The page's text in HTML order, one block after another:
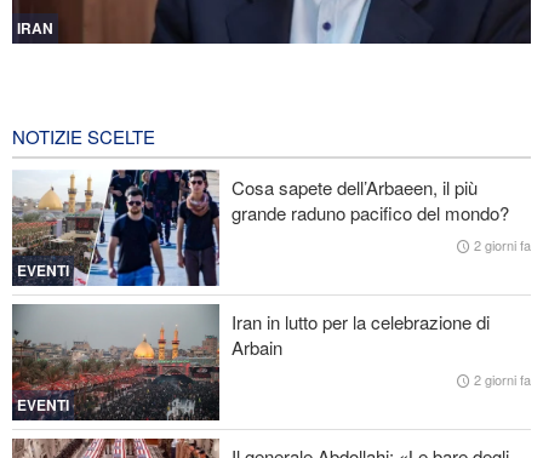
IRAN
Fidan: Israele non ha alcuna intenzione di raggiungere la pace
Nuovo rapporto di CBS: Gli Stati Uniti hanno quasi esaurito i
missili a lungo raggio durante la guerra
Baghaei: Il clima dei negoziati tra Iran e Oman sullo Stretto di
Attacco aereo saudita contro la capitale dello Yemen
NOTIZIE SCELTE
EVENTI
Cosa sapete dell’Arbaeen, il più
grande raduno pacifico del mondo?
2 giorni fa
EVENTI
Iran in lutto per la celebrazione di
Arbain
2 giorni fa